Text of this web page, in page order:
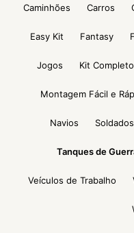
Caminhões Carros
Easy Kit Fantasy
Jogos Kit Completo
Montagem Fácil e
Navios Soldados
Tanques de
Veículos de Trabalho